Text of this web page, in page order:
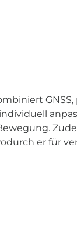
GNSS,
er für